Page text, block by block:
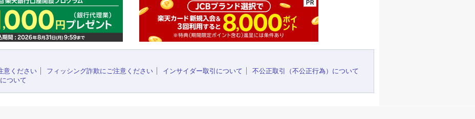
意ください
フィッシング詐欺にご注意ください インサイダー取引について
不公正取引（不公正行為）について
ついて